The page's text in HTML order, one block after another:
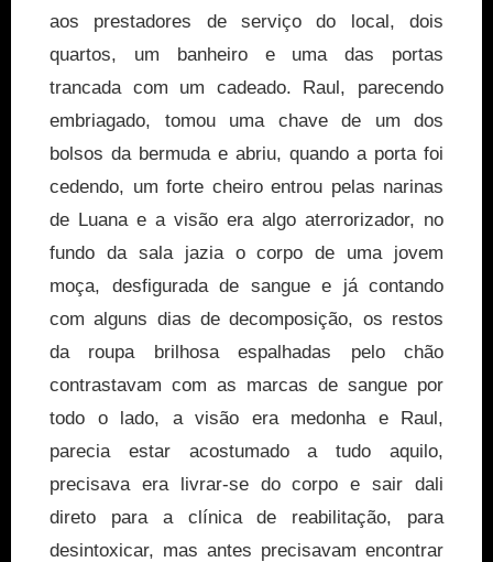
aos prestadores de serviço do local, dois
quartos, um banheiro e uma das portas
trancada com um cadeado. Raul, parecendo
embriagado, tomou uma chave de um dos
bolsos da bermuda e abriu, quando a porta foi
cedendo, um forte cheiro entrou pelas narinas
de Luana e a visão era algo aterrorizador, no
fundo da sala jazia o corpo de uma jovem
moça, desfigurada de sangue e já contando
com alguns dias de decomposição, os restos
da roupa brilhosa espalhadas pelo chão
contrastavam com as marcas de sangue por
todo o lado, a visão era medonha e Raul,
parecia estar acostumado a tudo aquilo,
precisava era livrar-se do corpo e sair dali
direto para a clínica de reabilitação, para
desintoxicar, mas antes precisavam encontrar